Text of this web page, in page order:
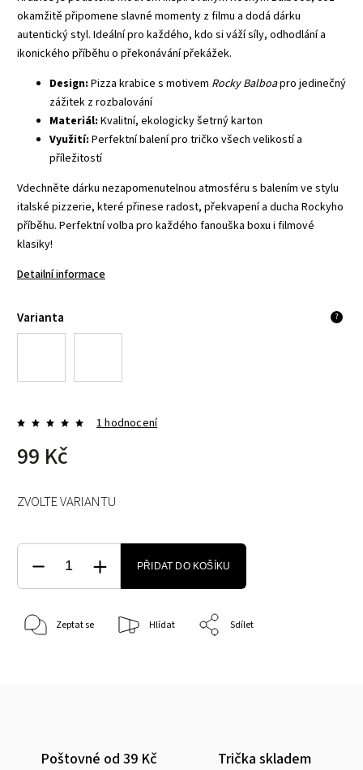
okamžitě připomene slavné momenty z filmu a dodá dárku
autentický styl. Ideální pro každého, kdo si váží síly, odhodlání a
ikonického příběhu o překonávání překážek.
Design: Pizza krabice s motivem Rocky Balboapro jedinečný
zážitek z rozbalování
Materiál: Kvalitní, ekologicky šetrný karton
Využití: Perfektní balení pro tričko všech velikostí a
příležitostí
Vdechněte dárku nezapomenutelnou atmosféru s balením ve stylu
italské pizzerie, které přinese radost, překvapení a ducha Rockyho
příběhu. Perfektní volba pro každého fanouška boxu i filmové
klasiky!
Detailní informace
Varianta ?
1 hodnocení
99 Kč
ZVOLTE VARIANTU
PŘIDAT DO KOŠÍKU
Zeptat se Hlídat Sdílet
Poštovné od 39 Kč Trička skladem